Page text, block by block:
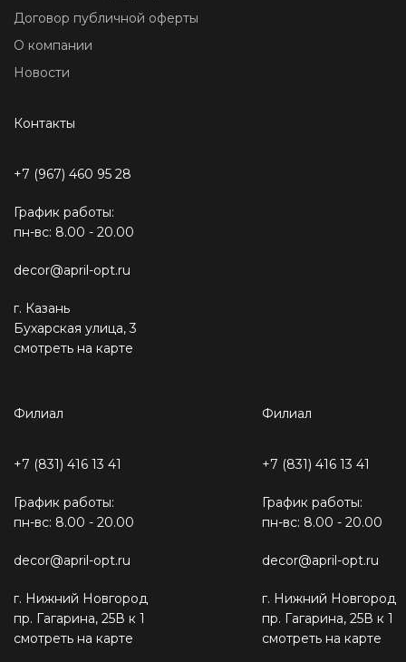
Договор публичной оферты
О компании
Новости
Контакты
+7 (967) 460 95 28
График работы:
пн-вс: 8.00 - 20.00
decor@april-opt.ru
г. Казань
Бухарская улица, 3
смотреть на карте
Филиал
+7 (831) 416 13 41
График работы:
пн-вс: 8.00 - 20.00
decor@april-opt.ru
г. Нижний Новгород
пр. Гагарина, 25В к 1
смотреть на карте
Филиал
+7 (831) 416 13 41
График работы:
пн-вс: 8.00 - 20.00
decor@april-opt.ru
г. Нижний Новгород
пр. Гагарина, 25В к 1
смотреть на карте